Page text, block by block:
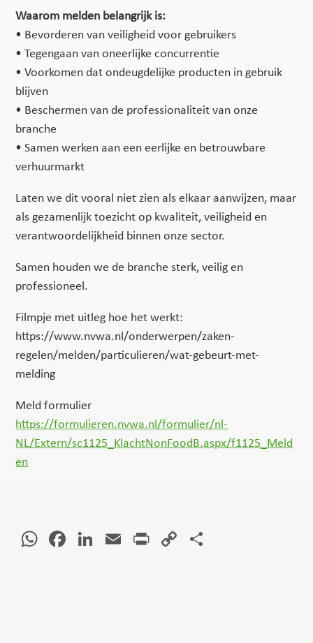
Waarom melden belangrijk is:
• Bevorderen van veiligheid voor gebruikers
• Tegengaan van oneerlijke concurrentie
• Voorkomen dat ondeugdelijke producten in gebruik
blijven
• Beschermen van de professionaliteit van onze
branche
• Samen werken aan een eerlijke en betrouwbare
verhuurmarkt
Laten we dit vooral niet zien als elkaar aanwijzen, maar
als gezamenlijk toezicht op kwaliteit, veiligheid en
verantwoordelijkheid binnen onze sector.
Samen houden we de branche sterk, veilig en
professioneel.
Filmpje met uitleg hoe het werkt:
https://www.nvwa.nl/onderwerpen/zaken-
regelen/melden/particulieren/wat-gebeurt-met-
melding
Meld formulier
https://formulieren.nvwa.nl/formulier/nl-
NL/Extern/sc1125_KlachtNonFoodB.aspx/f1125_Meld
en
WhatsApp
Facebook
LinkedIn
EmailPrintCopy